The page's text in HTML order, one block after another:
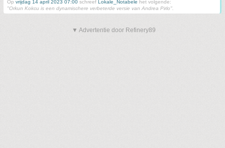
Op vrijdag 14 april 2023 07:00 schreef Lokale_Notabele het volgende:
"Orkun Kokcu is een dynamischere verbeterde versie van Andrea Pirlo".
▼ Advertentie door Refinery89